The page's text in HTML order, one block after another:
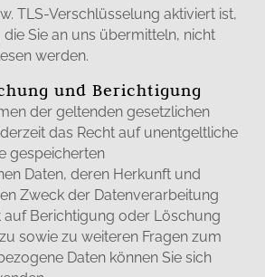
TLS-Verschlüsselung aktiviert ist,
die Sie an uns übermitteln, nicht
werden.
und Berichtigung
der geltenden gesetzlichen
das Recht auf unentgeltliche
gespeicherten
Daten, deren Herkunft und
Zweck der Datenverarbeitung
auf Berichtigung oder Löschung
sowie zu weiteren Fragen zum
Daten können Sie sich